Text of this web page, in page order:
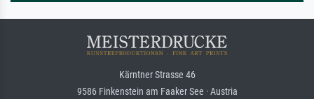
Kärntner Strasse 46
9586 Finkenstein am Faaker See · Austria